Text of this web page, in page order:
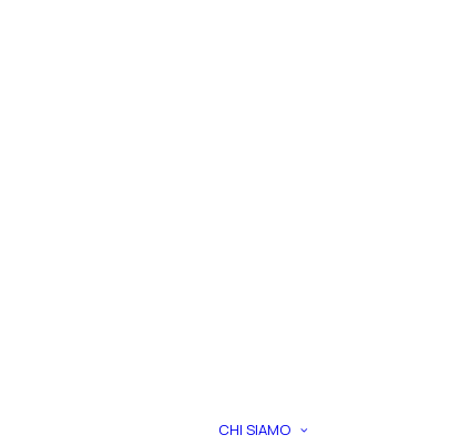
CHI SIAMO